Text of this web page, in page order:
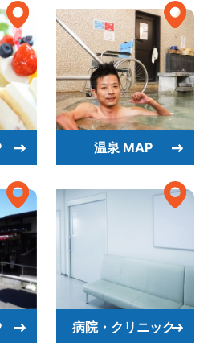
温泉 MAP
病院・クリニック